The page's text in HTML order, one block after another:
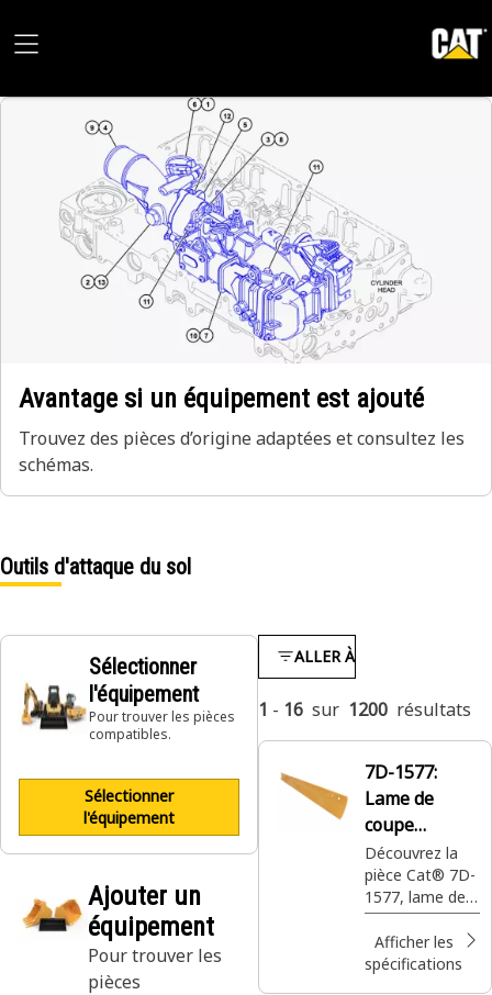
Avantage si un équipement est ajouté
Trouvez des pièces d’origine adaptées et consultez les
schémas.
Outils d'attaque du sol
Sélectionner
l'équipement
Pour trouver les pièces
compatibles.
Sélectionner
l'équipement
Ajouter un
équipement
Pour trouver les
pièces
ALLER À
1 - 16 sur 1200 résultats
7D-1577:
Lame de
coupe
incurvée pour
niveleuses de
19 mm
Découvrez la
pièce Cat® 7D-
1577, lame de
coupe de
nivellement
incurvée 19
Afficher les
spécifications